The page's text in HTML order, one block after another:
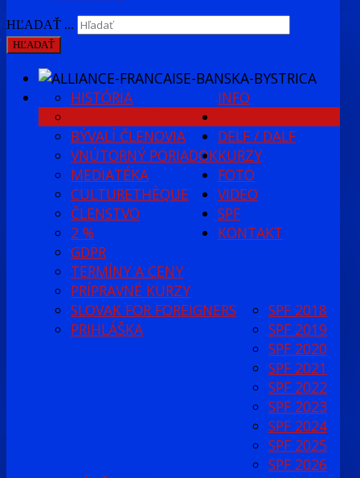
HĽADAŤ ...
HĽADAŤ
INFO
HISTÓRIA
PRACOVNÝ TÍM AFBB
BÝVALÍ ČLENOVIA
VNÚTORNÝ PORIADOK
MEDIATÉKA
CULTURETHÈQUE
ČLENSTVO
2 %
GDPR
DELF / DALF
TERMÍNY A CENY
PRÍPRAVNÉ KURZY
KURZY
SLOVAK FOR FOREIGNERS
PRIHLÁŠKA
FOTO
VIDEO
SPF
SPF 2018
SPF 2019
SPF 2020
SPF 2021
SPF 2022
SPF 2023
SPF 2024
SPF 2025
SPF 2026
KONTAKT